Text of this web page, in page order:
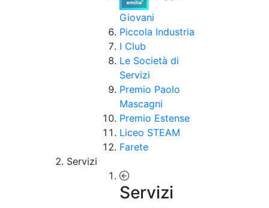
Giovani
Piccola Industria
I Club
Le Società di
Servizi
Premio Paolo
Mascagni
Premio Estense
Liceo STEAM
Farete
Servizi
Servizi